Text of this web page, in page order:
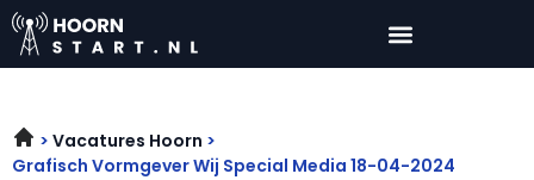
Vacatures Hoorn
Grafisch Vormgever Wij Special Media 18-04-2024